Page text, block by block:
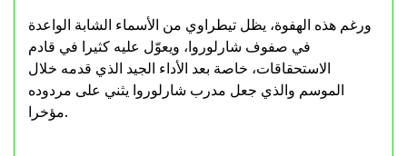
ورغم هذه الهفوة، يظل تيطراوي من الأسماء الشابة الواعدة
في صفوف شارلوروا، ويعوّل عليه كثيرا في قادم
الاستحقاقات، خاصة بعد الأداء الجيد الذي قدمه خلال
الموسم والذي جعل مدرب شارلوروا يثني على مردوده
مؤخرا.